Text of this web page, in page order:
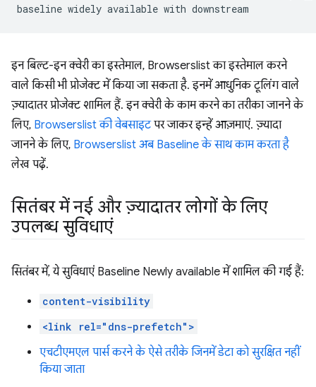
इन बिल्ट-इन क्वेरी का इस्तेमाल, Browserslist का इस्तेमाल करने
वाले किसी भी प्रोजेक्ट में किया जा सकता है. इनमें आधुनिक टूलिंग वाले
ज़्यादातर प्रोजेक्ट शामिल हैं. इन क्वेरी के काम करने का तरीका जानने के
लिए, Browserslist की वेबसाइटपर जाकर इन्हें आज़माएं. ज़्यादा
जानने के लिए, Browserslist अब Baseline के साथ काम करता है
लेख पढ़ें.
सितंबर में नई और ज़्यादातर लोगों के लिए
उपलब्ध सुविधाएं
सितंबर में, ये सुविधाएं Baseline Newly available में शामिल की गई हैं:
content-visibility
<link rel="dns-prefetch">
एचटीएमएल पार्स करने के ऐसे तरीके जिनमें डेटा को सुरक्षित नहीं
किया जाता